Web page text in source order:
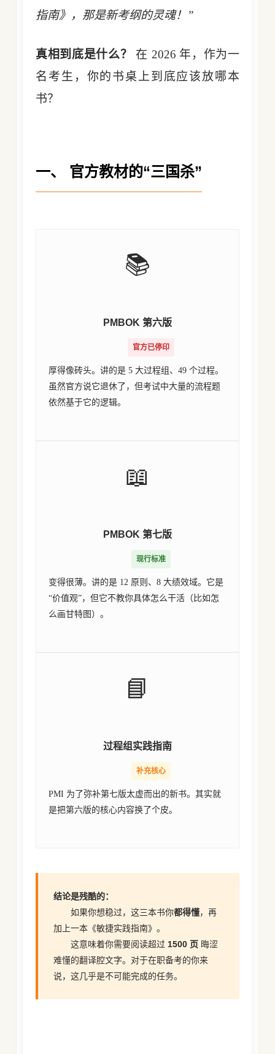
指南》，那是新考纲的灵魂！”
真相到底是什么？
在 2026 年，作为一
名考生，你的书桌上到底应该放哪本
书？
一、 官方教材的“三国杀”
📚
PMBOK 第六版
官方已停印
厚得像砖头。讲的是 5 大过程组、49 个过程。
虽然官方说它退休了，但考试中大量的流程题
依然基于它的逻辑。
📖
PMBOK 第七版
现行标准
变得很薄。讲的是 12 原则、8 大绩效域。它是
“价值观”，但它不教你具体怎么干活（比如怎
么画甘特图）。
📘
过程组实践指南
补充核心
PMI 为了弥补第七版太虚而出的新书。其实就
是把第六版的核心内容换了个皮。
结论是残酷的：
如果你想稳过，这三本书你都得懂，再
加上一本《敏捷实践指南》。
这意味着你需要阅读超过 1500 页 晦涩
难懂的翻译腔文字。对于在职备考的你来
说，这几乎是不可能完成的任务。